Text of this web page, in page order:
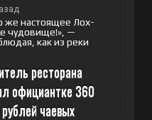
же настоящее Лох-
чудовище!», —
как из реки
ресторана
официантке 360
чаевых